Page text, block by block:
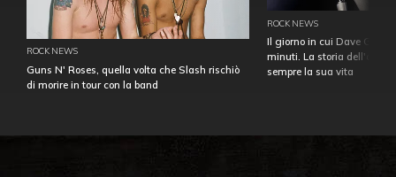
ROCK NEWS
Guns N' Roses, quella volta che Slash rischiò
di morire in tour con la band
ROCK NEWS
Il giorno in cui Dave
minuti. La storia
sempre la sua vita